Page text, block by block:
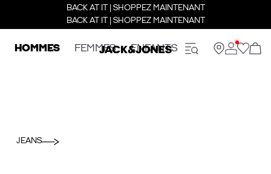
BACK AT IT | SHOPPEZ MAINTENANT
BACK AT IT | SHOPPEZ MAINTENANT
HOMMES FEMMES ENFANTS
JEANS